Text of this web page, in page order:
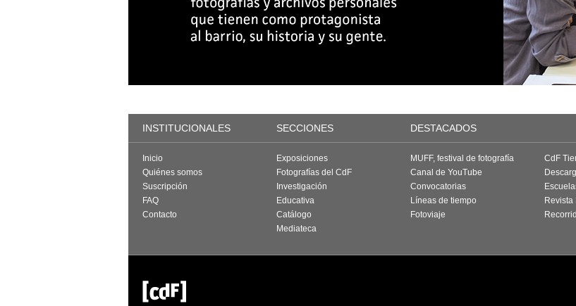
INSTITUCIONALES SECCIONES DESTACADOS
Inicio
Quiénes somos
Suscripción
FAQ
Contacto
Exposiciones
Fotografías del CdF
Investigación
Educativa
Catálogo
Mediateca
MUFF, festival de fotografía
Canal de YouTube
Convocatorias
Líneas de tiempo
Fotoviaje
CdF
Revista